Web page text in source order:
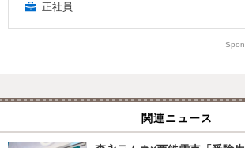
正社員
関連ニュース